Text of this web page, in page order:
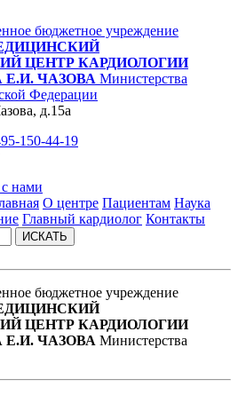
бюджетное учреждение
ЦЕНТР КАРДИОЛОГИИ
ЧАЗОВА Министерства
Федерации
д.15а
150-44-19
с нами
О центре Пациентам Наука
Главный кардиолог Контакты
ИСКАТЬ
бюджетное учреждение
ЦЕНТР КАРДИОЛОГИИ
ЧАЗОВА Министерства